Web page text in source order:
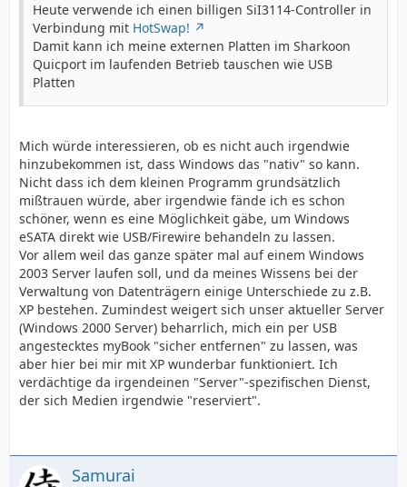
Heute verwende ich einen billigen SiI3114-Controller in
Verbindung mit HotSwap!
Damit kann ich meine externen Platten im Sharkoon
Quicport im laufenden Betrieb tauschen wie USB
Platten
Mich würde interessieren, ob es nicht auch irgendwie
hinzubekommen ist, dass Windows das "nativ" so kann.
Nicht dass ich dem kleinen Programm grundsätzlich
mißtrauen würde, aber irgendwie fände ich es schon
schöner, wenn es eine Möglichkeit gäbe, um Windows
eSATA direkt wie USB/Firewire behandeln zu lassen.
Vor allem weil das ganze später mal auf einem Windows
2003 Server laufen soll, und da meines Wissens bei der
Verwaltung von Datenträgern einige Unterschiede zu z.B.
XP bestehen. Zumindest weigert sich unser aktueller Server
(Windows 2000 Server) beharrlich, mich ein per USB
angestecktes myBook "sicher entfernen" zu lassen, was
aber hier bei mir mit XP wunderbar funktioniert. Ich
verdächtige da irgendeinen "Server"-spezifischen Dienst,
der sich Medien irgendwie "reserviert".
Samurai